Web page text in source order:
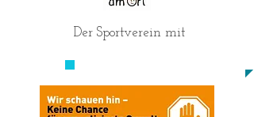
Der Sportverein mit